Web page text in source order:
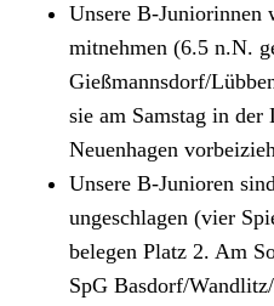
Unsere B-Juniorinnen
mitnehmen (6.5 n.N.
Gießmannsdorf/
sie am Samstag in der
Neuenhagen
Unsere B-Junioren
ungeschlagen (vier
belegen Platz 2. Am
SpG Basdorf/​